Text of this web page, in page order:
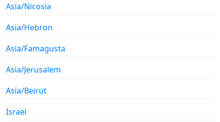
Asia/Nicosia
Asia/Hebron
Asia/Famagusta
Asia/Jerusalem
Asia/Beirut
Israel